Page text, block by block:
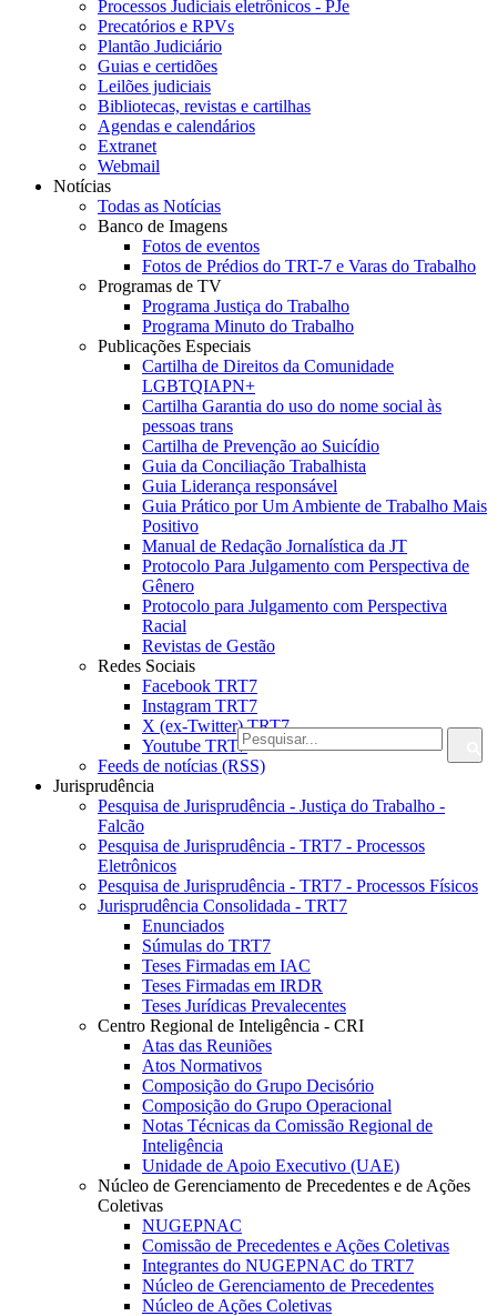
Processos Judiciais eletrônicos - PJe
Precatórios e RPVs
Plantão Judiciário
Guias e certidões
Leilões judiciais
Bibliotecas, revistas e cartilhas
Agendas e calendários
Extranet
Webmail
Notícias
Todas as Notícias
Banco de Imagens
Fotos de eventos
Fotos de Prédios do TRT-7 e Varas do Trabalho
Programas de TV
Programa Justiça do Trabalho
Programa Minuto do Trabalho
Publicações Especiais
Cartilha de Direitos da Comunidade
LGBTQIAPN+
Cartilha Garantia do uso do nome social às
pessoas trans
Cartilha de Prevenção ao Suicídio
Guia da Conciliação Trabalhista
Guia Liderança responsável
Guia Prático por Um Ambiente de Trabalho Mais
Positivo
Manual de Redação Jornalística da JT
Protocolo Para Julgamento com Perspectiva de
Gênero
Protocolo para Julgamento com Perspectiva
Racial
Revistas de Gestão
Redes Sociais
Facebook TRT7
Instagram TRT7
X (ex-Twitter) TRT7
Youtube TRT7
Feeds de notícias (RSS)
Jurisprudência
Pesquisa de Jurisprudência - Justiça do Trabalho -
Falcão
Pesquisa de Jurisprudência - TRT7 - Processos
Eletrônicos
Pesquisa de Jurisprudência - TRT7 - Processos Físicos
Jurisprudência Consolidada - TRT7
Enunciados
Súmulas do TRT7
Teses Firmadas em IAC
Teses Firmadas em IRDR
Teses Jurídicas Prevalecentes
Centro Regional de Inteligência - CRI
Atas das Reuniões
Atos Normativos
Composição do Grupo Decisório
Composição do Grupo Operacional
Notas Técnicas da Comissão Regional de
Inteligência
Unidade de Apoio Executivo (UAE)
Núcleo de Gerenciamento de Precedentes e de Ações
Coletivas
NUGEPNAC
Comissão de Precedentes e Ações Coletivas
Integrantes do NUGEPNAC do TRT7
Núcleo de Gerenciamento de Precedentes
Núcleo de Ações Coletivas